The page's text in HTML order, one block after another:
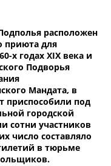
расположен
приюта для
х годах XIX века и
Подворья
Мандата, в
приспособили под
городской
сотни участников
число составляло
в тюрьме